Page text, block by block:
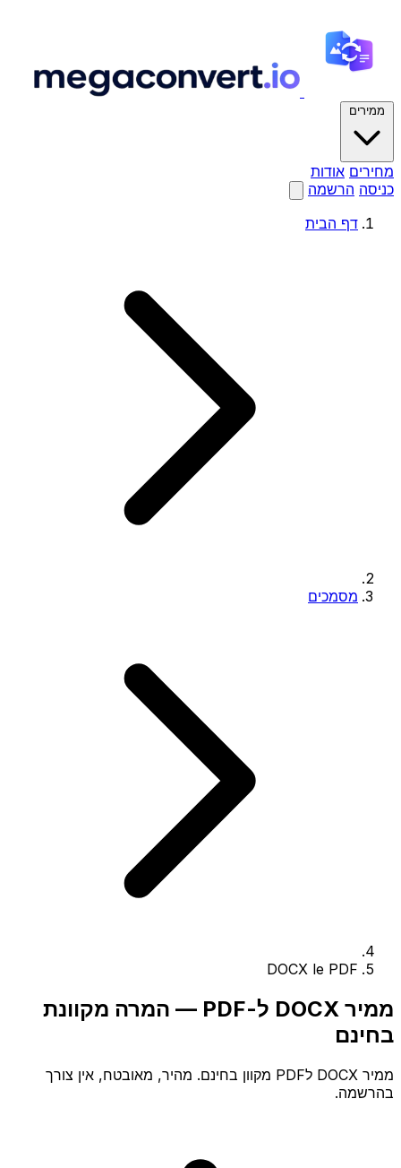
ממירים
מחירים אודות
כניסה הרשמה
דף הבית
מסמכים
DOCX le PDF
ממיר DOCX ל-PDF — המרה מקוונת
בחינם
ממיר DOCX לPDF מקוון בחינם. מהיר, מאובטח, אין צורך
בהרשמה.